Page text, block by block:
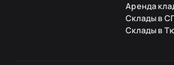
Аренда
Склады в
Склады в